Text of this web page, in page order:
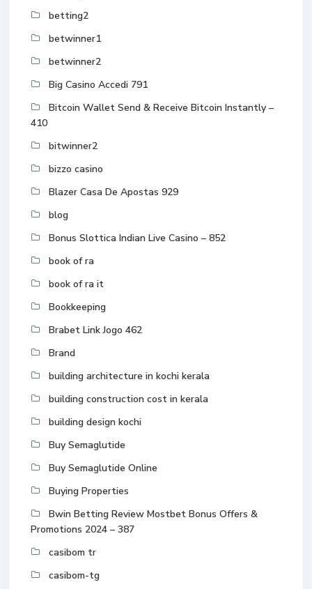
betting2
betwinner1
betwinner2
Big Casino Accedi 791
Bitcoin Wallet Send & Receive Bitcoin Instantly –
410
bitwinner2
bizzo casino
Blazer Casa De Apostas 929
blog
Bonus Slottica Indian Live Casino – 852
book of ra
book of ra it
Bookkeeping
Brabet Link Jogo 462
Brand
building architecture in kochi kerala
building construction cost in kerala
building design kochi
Buy Semaglutide
Buy Semaglutide Online
Buying Properties
Bwin Betting Review Mostbet Bonus Offers &
Promotions 2024 – 387
casibom tr
casibom-tg